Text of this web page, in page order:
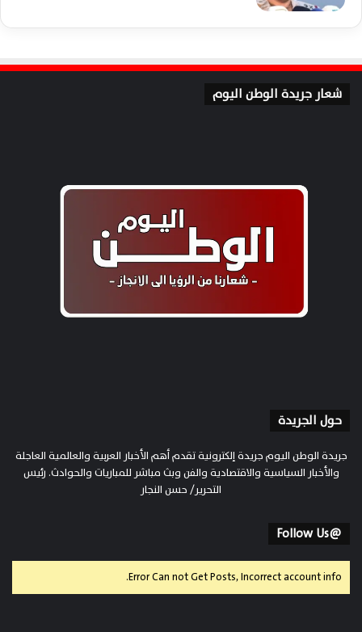
شعار جريدة الوطن اليوم
حول الجريدة
جريدة الوطن اليوم جريدة إلكترونية تقدم أهم الأخبار العربية والعالمية العاجلة
والأخبار السياسية والاقتصادية والفن وبث مباشر للمباريات والحوادث. رئيس
التحرير/ حسن النجار
@Follow Us
Error Can not Get Posts, Incorrect account info.